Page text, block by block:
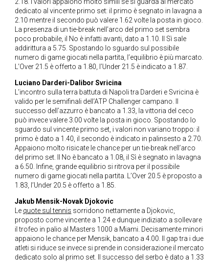
2.18. I valori appaiono molto simili se si guarda al mercato
dedicato al vincente primo set: il primo è segnato in lavagna a
2.10 mentre il secondo può valere 1.62 volte la posta in gioco.
La presenza di un tie-break nell’arco del primo set sembra
poco probabile, il No è infatti avanti, dato a 1.10. Il Sì sale
addirittura a 5.75. Spostando lo sguardo sul possibile
numero di game giocati nella partita, l’equilibrio è più marcato.
L’Over 21.5 è offerto a 1.80, l’Under 21.5 è indicato a 1.87.
Luciano Darderi-Dalibor Svricina
L’incontro sulla terra battuta di Napoli tra Darderi e Svricina è
valido per le semifinali dell’ATP Challenger campano. Il
successo dell’azzurro è bancato a 1.33, la vittoria del ceco
può invece valere 3.00 volte la posta in gioco. Spostando lo
sguardo sul vincente primo set, i valori non variano troppo: il
primo è dato a 1.40, il secondo è indicato in palinsesto a 2.70.
Appaiono molto risicate le chance per un tie-break nell’arco
del primo set. Il No è bancato a 1.08, il Sì è segnato in lavagna
a 6.50. Infine, grande equilibrio si ritrova per il possibile
numero di game giocati nella partita. L’Over 20.5 è proposto a
1.83, l’Under 20.5 è offerto a 1.85.
Jakub Mensik-Novak Djokovic
Le quote sul tennis sorridono nettamente a Djokovic,
proposto come vincente a 1.24 e dunque indiziato a sollevare
il trofeo in palio al Masters 1000 a Miami. Decisamente minori
appaiono le chance per Mensik, bancato a 4.00. Il gap tra i due
atleti si riduce se invece si prende in considerazione il mercato
dedicato solo al primo set. Il successo del serbo è dato a 1.33